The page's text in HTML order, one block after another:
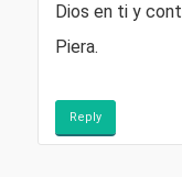
Dios en ti y
Piera.
Reply